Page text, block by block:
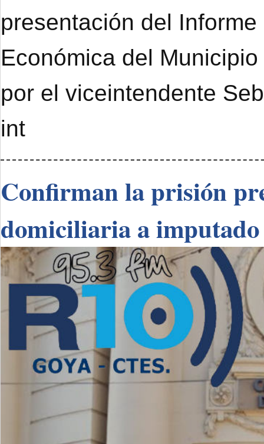
presentación del
Económica del
por el viceintendente
int
Confirman la prisión
domiciliaria a